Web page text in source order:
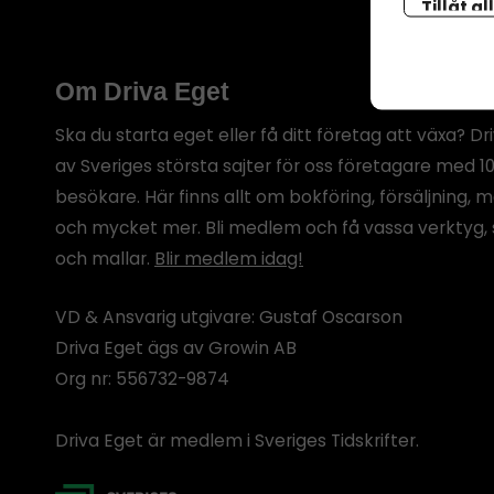
Om Driva Eget
Ska du starta eget eller få ditt företag att växa?
av Sveriges största sajter för oss företagare med
besökare. Här finns allt om bokföring, försäljning,
och mycket mer. Bli medlem och få vassa
och mallar. Blir medlem idag!
VD & Ansvarig utgivare: Gustaf Oscarson
Driva Eget ägs av Growin AB
Org nr: 556732-9874
Driva Eget är medlem i Sveriges Tidskrifter.
Tillåt